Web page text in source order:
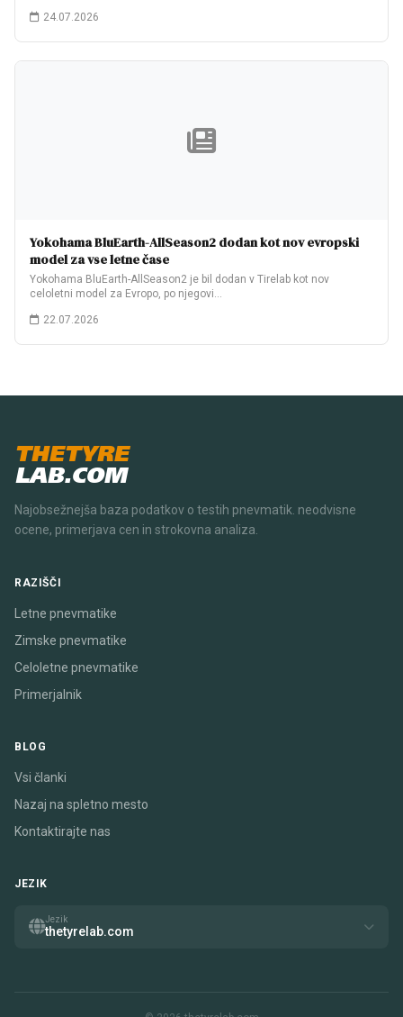
24.07.2026
Yokohama BluEarth-AllSeason2 dodan kot nov evropski
model za vse letne čase
Yokohama BluEarth-AllSeason2 je bil dodan v Tirelab kot nov
celoletni model za Evropo, po njegovi…
22.07.2026
THETYRE
LAB.COM
Najobsežnejša baza podatkov o testih pnevmatik. neodvisne
ocene, primerjava cen in strokovna analiza.
RAZIŠČI
Letne pnevmatike
Zimske pnevmatike
Celoletne pnevmatike
Primerjalnik
BLOG
Vsi članki
Nazaj na spletno mesto
Kontaktirajte nas
JEZIK
Jezik
thetyrelab.com